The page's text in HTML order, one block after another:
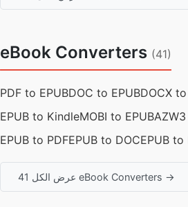
eBook Converters (41)
PDF to EPUBDOC to EPUBDOCX
EPUB to KindleMOBI to EPUB
EPUB to PDFEPUB to DOCEPUB to
عرض الكل 41 eBook Converters →